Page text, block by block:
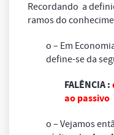
Recordando a
ramos do
o – Em
define-se da
FALÊNCIA :
ao passivo
o – Vejamos